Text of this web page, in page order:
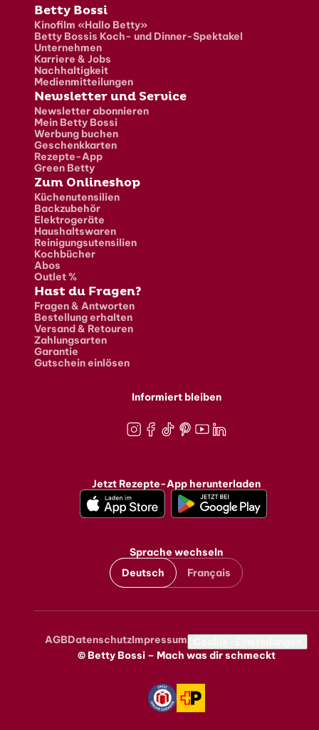
Fusszeile
Betty Bossi
Kinofilm «Hallo Betty»
Betty Bossis Koch- und Dinner-Spektakel
Unternehmen
Karriere & Jobs
Nachhaltigkeit
Medienmitteilungen
Newsletter und Service
Newsletter abonnieren
Mein Betty Bossi
Werbung buchen
Geschenkkarten
Rezepte-App
Green Betty
Zum Onlineshop
Küchenutensilien
Backzubehör
Elektrogeräte
Haushaltswaren
Reinigungsutensilien
Kochbücher
Abos
Outlet %
Hast du Fragen?
Fragen & Antworten
Bestellung erhalten
Versand & Retouren
Zahlungsarten
Garantie
Gutschein einlösen
Informiert bleiben
Jetzt Rezepte-App herunterladen
Sprache wechseln
Deutsch
Français
Metanavigation
AGBDatenschutzImpressum
© Betty Bossi – Mach was dir schmeckt